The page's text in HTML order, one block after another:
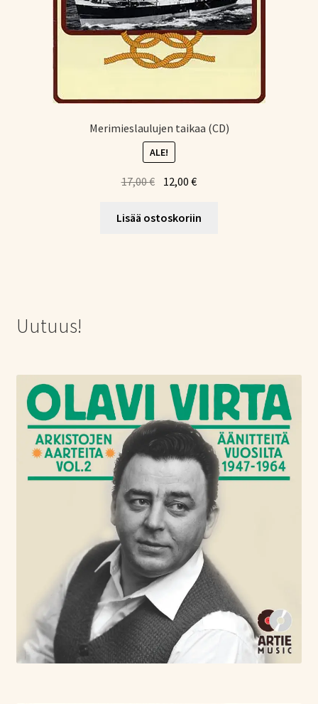
Merimieslaulujen taikaa (CD)
ALE!
17,00€ Alkuperäinen
oli:
12,00€Nykyinen
on:
Lisää ostoskoriin
Uutuus!